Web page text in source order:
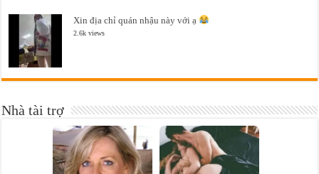
Xin địa chỉ quán nhậu này với ạ
2.6k views
Nhà tài trợ